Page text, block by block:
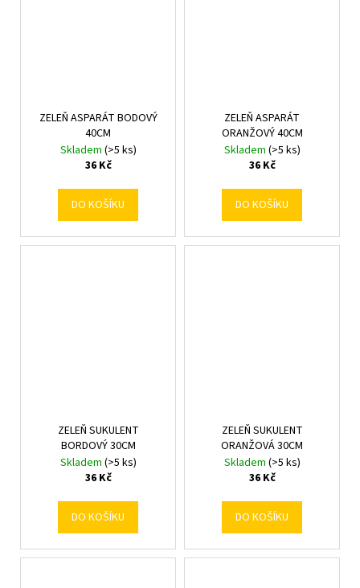
ZELEŇ ASPARÁT BODOVÝ
40CM
Skladem (>5 ks)
36 Kč
DO KOŠÍKU
ZELEŇ ASPARÁT
ORANŽOVÝ 40CM
Skladem (>5 ks)
36 Kč
DO KOŠÍKU
ZELEŇ SUKULENT
BORDOVÝ 30CM
Skladem (>5 ks)
36 Kč
DO KOŠÍKU
ZELEŇ SUKULENT
ORANŽOVÁ 30CM
Skladem (>5 ks)
36 Kč
DO KOŠÍKU